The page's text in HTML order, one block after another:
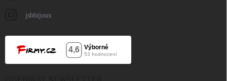
jsbbijoux